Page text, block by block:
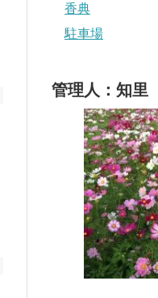
香典
駐車場
管理人：知里